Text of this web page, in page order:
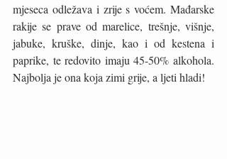
mjeseca odležava i zrije s voćem. Mađarske
rakije se prave od marelice, trešnje, višnje,
jabuke, kruške, dinje, kao i od kestena i
paprike, te redovito imaju 45-50% alkohola.
Najbolja je ona koja zimi grije, a ljeti hladi!